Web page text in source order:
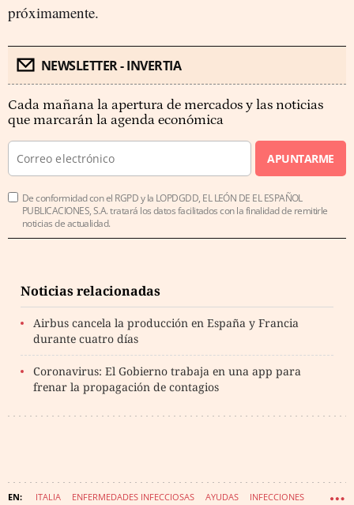
próximamente.
NEWSLETTER - INVERTIA
Cada mañana la apertura de mercados y las noticias
que marcarán la agenda económica
APUNTARME
De conformidad con el RGPD y la LOPDGDD, EL LEÓN DE EL ESPAÑOL
PUBLICACIONES, S.A. tratará los datos facilitados con la finalidad de remitirle
noticias de actualidad.
Noticias relacionadas
Airbus cancela la producción en España y Francia
durante cuatro días
Coronavirus: El Gobierno trabaja en una app para
frenar la propagación de contagios
ITALIA ENFERMEDADES INFECCIOSAS AYUDAS INFECCIONES